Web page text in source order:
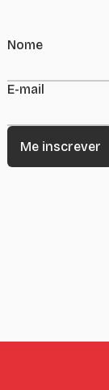
Nome
E-mail